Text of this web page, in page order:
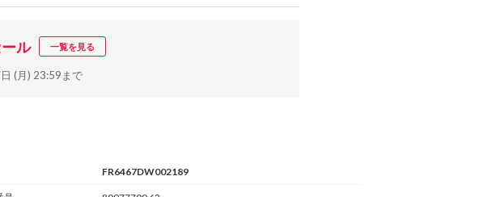
ル 一覧を見る
(月) 23:59まで
FR6467DW002189